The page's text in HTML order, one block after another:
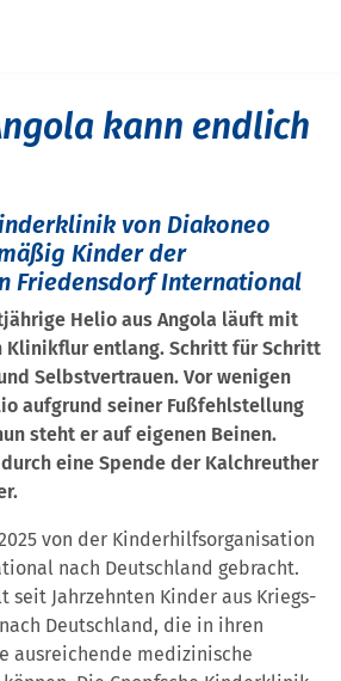
kann endlich
von Diakoneo
Kinder der
Friedensdorf International
Helio aus Angola läuft mit
Klinikflur entlang. Schritt für Schritt
Selbstvertrauen. Vor wenigen
aufgrund seiner Fußfehlstellung
steht er auf eigenen Beinen.
eine Spende der Kalchreuther
von der Kinderhilfsorganisation
nach Deutschland gebracht.
seit Jahrzehnten Kinder aus Kriegs-
Deutschland, die in ihren
ausreichende medizinische